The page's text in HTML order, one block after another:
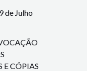
de Julho
CÓPIAS